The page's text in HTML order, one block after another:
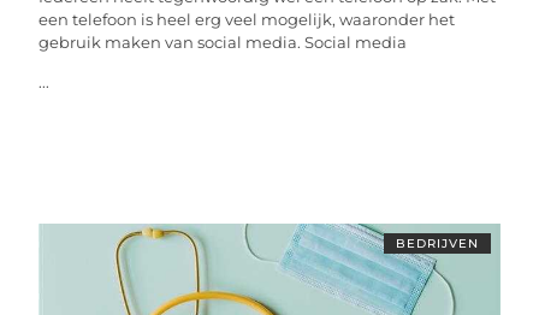
een telefoon is heel erg veel mogelijk, waaronder het
gebruik maken van social media. Social media
...
BEDRIJVEN